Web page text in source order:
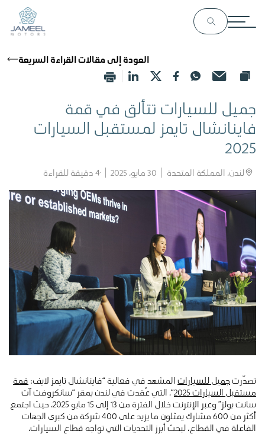
العودة إلى مقالات القراءة السريعة
جميل للسيارات تتألق في قمة
فاينانشال تايمز لمستقبل السيارات
2025
لندن، المملكة المتحدة 30 مايو، 2025 4دقيقة للقراءة
تصدّرتجميل للسياراتالمشهد في فعالية “فاينانشال تايمز لايف: قمة
مستقبل السيارات 2025
“، التي عُقدت في لندن بمقر “سانكروفت آت
سانت بولز” وعبر الإنترنت خلال الفترة من 13 إلى 15 مايو 2025، حيث اجتمع
أكثر من 600 مشارك يمثلون ما يزيد على 400 شركة من كبرى الجهات
الفاعلة في القطاع، لبحث أبرز التحديات التي تواجه قطاع السيارات،